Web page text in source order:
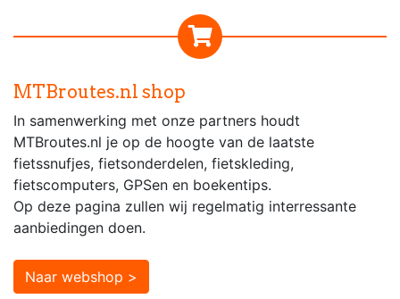
MTBroutes.nl shop
In samenwerking met onze partners houdt
MTBroutes.nl je op de hoogte van de laatste
fietssnufjes, fietsonderdelen, fietskleding,
fietscomputers, GPSen en boekentips.
Op deze pagina zullen wij regelmatig interressante
aanbiedingen doen.
Naar webshop >